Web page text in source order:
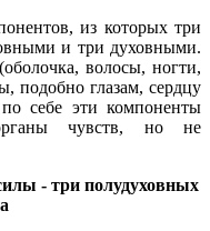
из которых три
и три духовными.
волосы, ногти,
подобно глазам, сердцу
себе эти компоненты
чувств, но не
- три полудуховных